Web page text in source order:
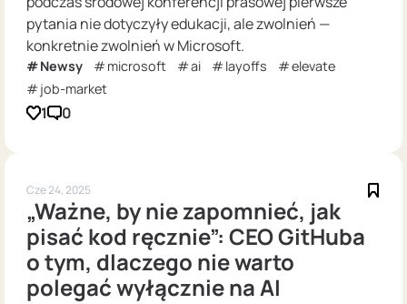
pytania nie dotyczyły edukacji, ale zwolnień —
konkretnie zwolnień w Microsoft.
Newsy microsoft ai layoffs
elevate
job-market
1 0
Cze 24, 2025
„Ważne, by nie zapomnieć, jak
pisać kod ręcznie”: CEO GitHuba
o tym, dlaczego nie warto
polegać wyłącznie na AI